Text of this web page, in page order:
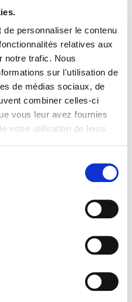
personnaliser le contenu
relatives aux
notre trafic. Nous
sur l'utilisation de
de médias sociaux, de
combiner celles-ci
vous leur avez fournies
votre utilisation de leurs
moins qualifiés
horaires atypiques la
la santé mentale, la
et l’offre de
Certains secteurs
alarmants de santé
l’hôtellerie-
la santé et le transport
une forte
que les problèmes de
important dans
notamment en
addictions, de gestion